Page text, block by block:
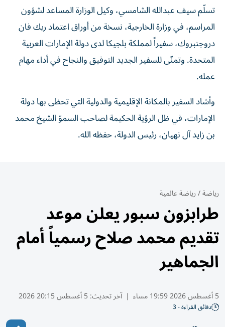
تسلّم سيف عبدالله الشامسي، وكيل الوزارة المساعد لشؤون
المراسم، في وزارة الخارجية، نسخة من أوراق اعتماد ريك فان
دروجنبروك، سفيراً لمملكة بلجيكا لدى دولة الإمارات العربية
المتحدة. وتمنّى للسفير الجديد التوفيق والنجاح في أداء مهام
عمله.
وأشاد السفير بالمكانة الإقليمية والدولية التي تحظى بها دولة
الإمارات، في ظل الرؤية الحكيمة لصاحب السموّ الشيخ محمد
بن زايد آل نهيان، رئيس الدولة، حفظه الله.
رياضة/رياضة عالمية
طرابزون سبور يعلن موعد
تقديم محمد صلاح رسمياً أمام
الجماهير
5 أغسطس 2026 19:59 مساء | آخر تحديث:5 أغسطس 20:15 2026
دقائق القراءة - 3